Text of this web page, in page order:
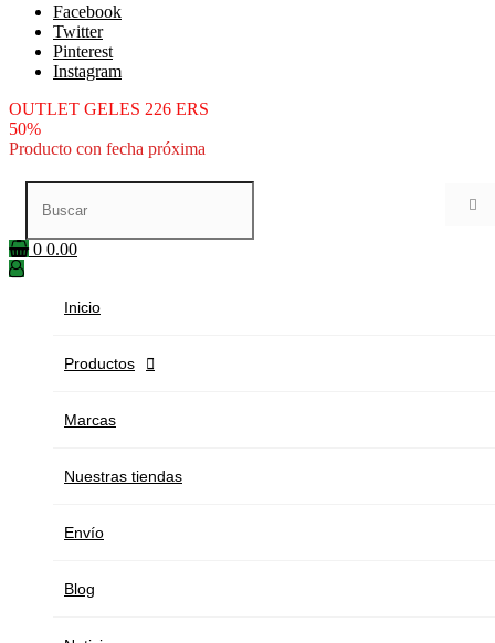
Facebook
Twitter
Pinterest
Instagram
OUTLET GELES 226 ERS
50%
Producto con fecha próxima

0 0.00
Inicio
Productos 
Marcas
Nuestras tiendas
Envío
Blog